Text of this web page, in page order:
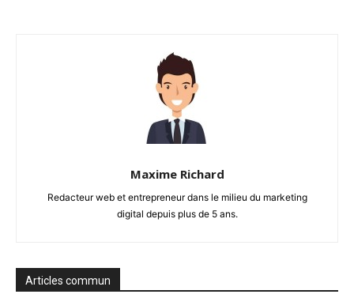
Maxime Richard
Redacteur web et entrepreneur dans le milieu du marketing
digital depuis plus de 5 ans.
Articles commun